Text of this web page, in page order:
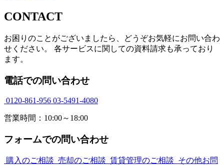
CONTACT
お困りのことがございましたら、どうぞお気軽にお問い合わ
せください。 各サービスに関しての資料請求も承っており
ます。
電話での問い合わせ
0120-861-956 03-5491-4080
営業時間：10:00～18:00
フォームでの問い合わせ
購入のご相談 売却のご相談 賃貸管理のご相談 その他お問